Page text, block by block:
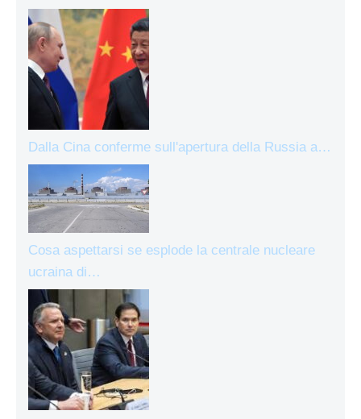
Dalla Cina conferme sull'apertura della Russia a…
Cosa aspettarsi se esplode la centrale nucleare
ucraina di…